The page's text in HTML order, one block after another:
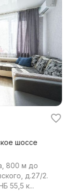
шоссе
800 м до
д.27/2.
55,5 к...